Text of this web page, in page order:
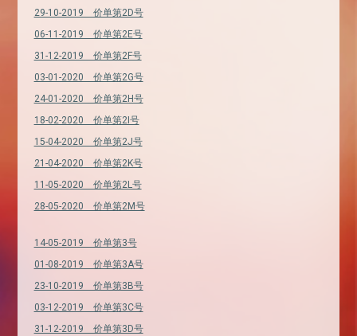
29-10-2019 价单第2D号
06-11-2019 价单第2E号
31-12-2019 价单第2F号
03-01-2020 价单第2G号
24-01-2020 价单第2H号
18-02-2020 价单第2I号
15-04-2020 价单第2J号
21-04-2020 价单第2K号
11-05-2020 价单第2L号
28-05-2020 价单第2M号
14-05-2019 价单第3号
01-08-2019 价单第3A号
23-10-2019 价单第3B号
03-12-2019 价单第3C号
31-12-2019 价单第3D号